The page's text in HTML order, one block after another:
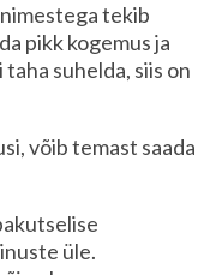
tekib
pikk kogemus ja
suhelda, siis on
võib temast saada
üle.